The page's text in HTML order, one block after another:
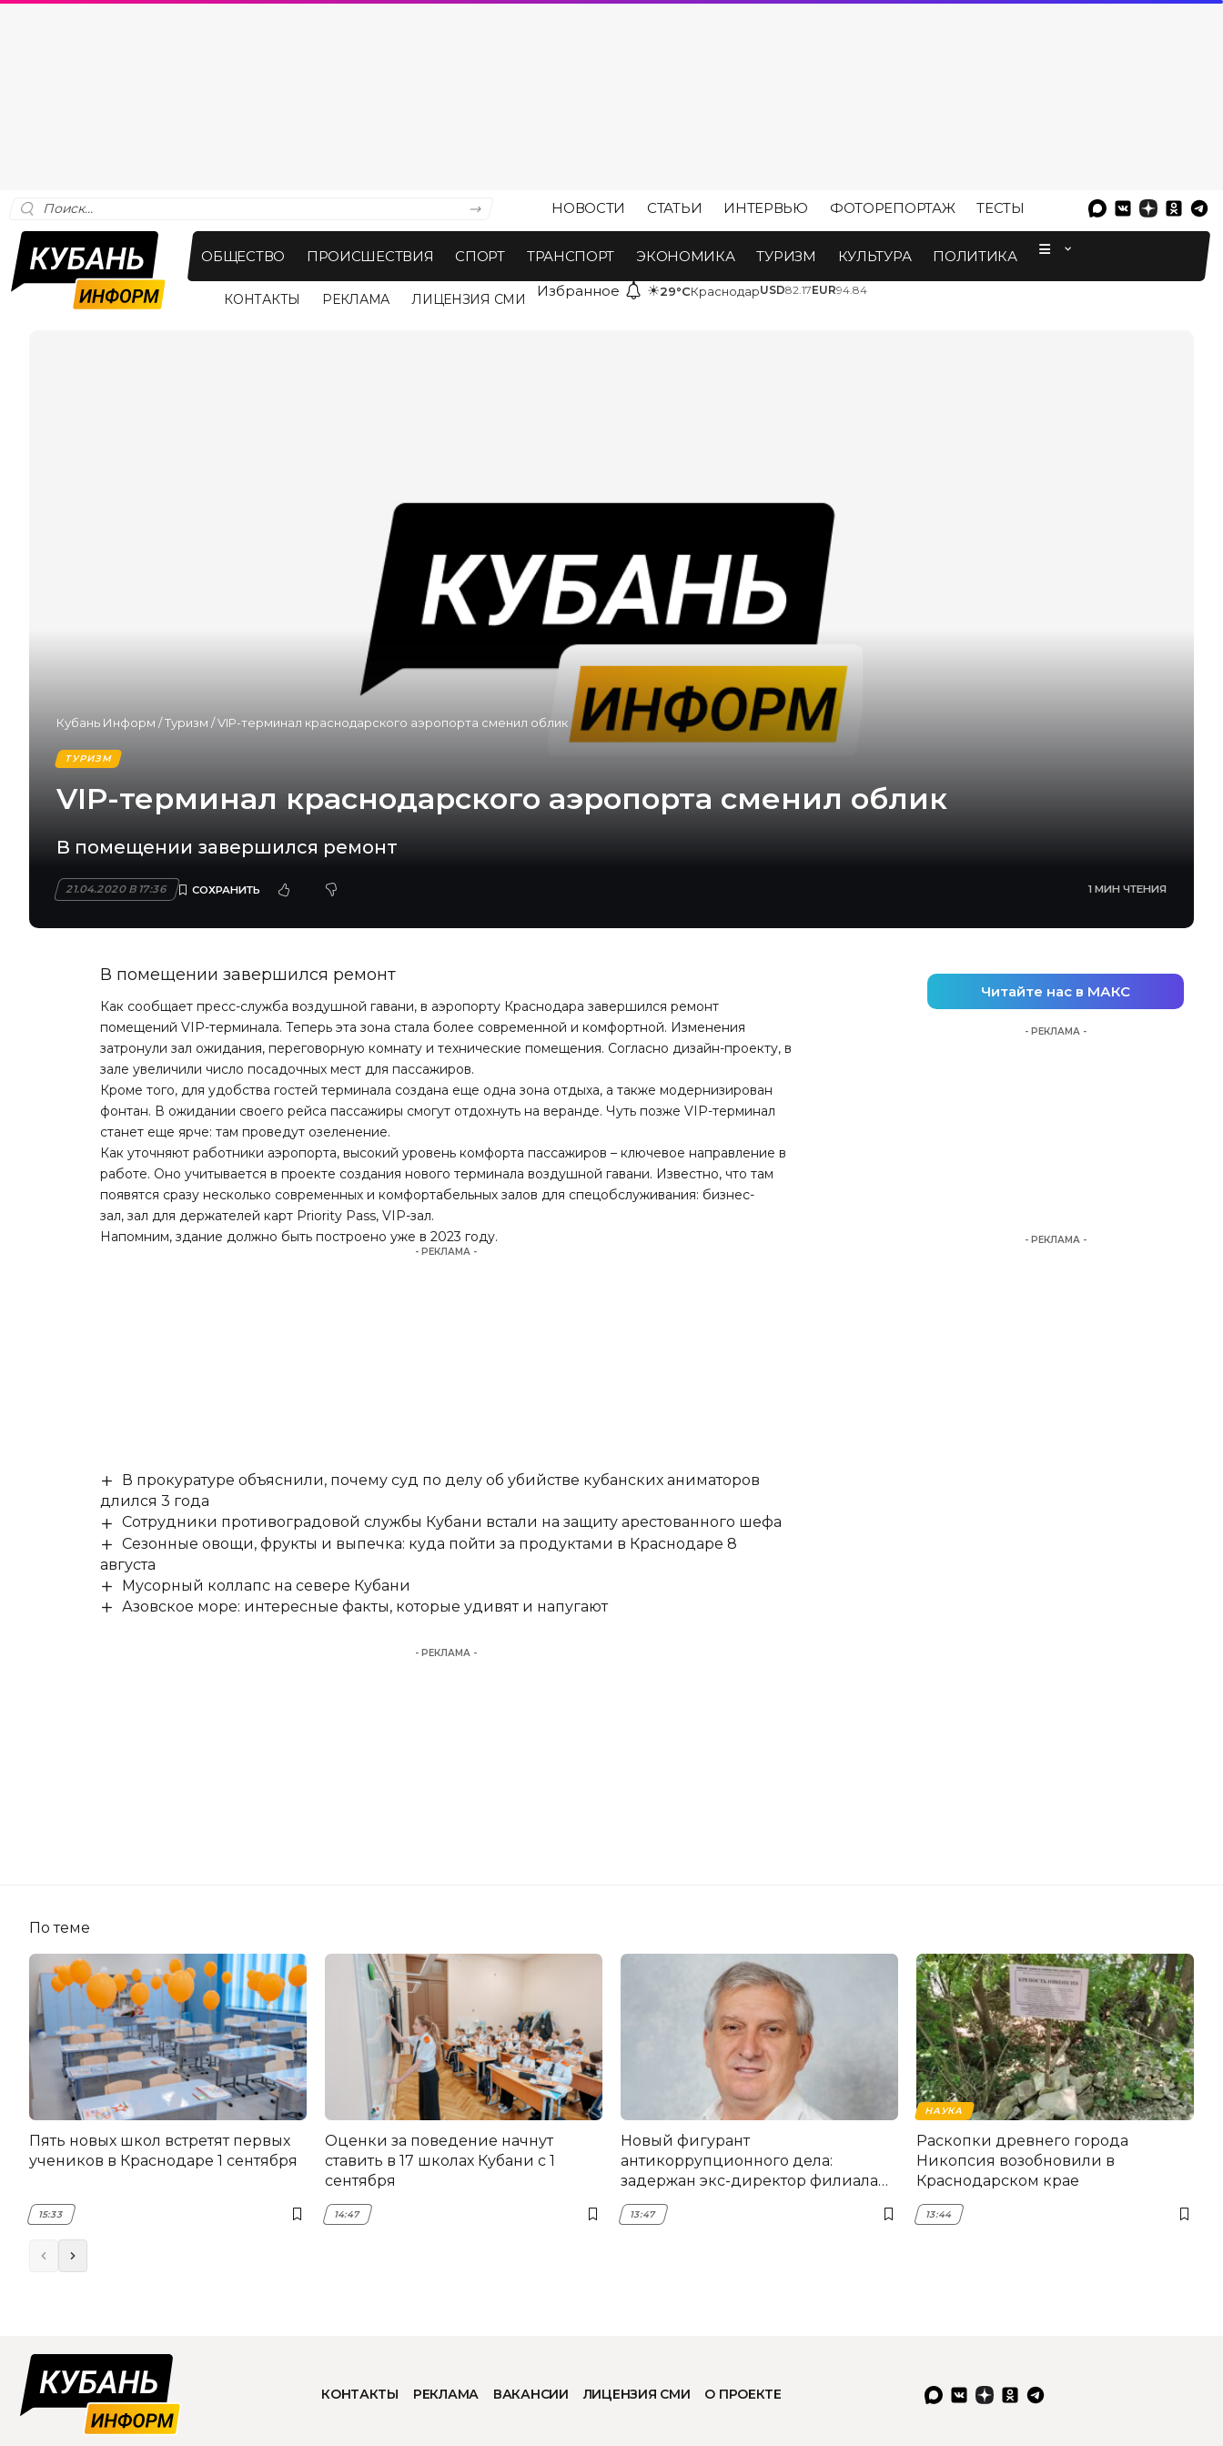
НОВОСТИ СТАТЬИ ИНТЕРВЬЮ ФОТОРЕПОРТАЖ ТЕСТЫ
ОБЩЕСТВО ПРОИСШЕСТВИЯ СПОРТ ТРАНСПОРТ ЭКОНОМИКА ТУРИЗМ КУЛЬТУРА ПОЛИТИКА
КОНТАКТЫ РЕКЛАМА ЛИЦЕНЗИЯ СМИ Избранное ☀29°CКраснодарUSD82.17EUR94.84
Кубань Информ /Туризм /VIP-терминал краснодарского аэропорта сменил облик
ТУРИЗМ
VIP-терминал краснодарского аэропорта сменил облик
В помещении завершился ремонт
21.04.2020 В 17:36 1 МИН ЧТЕНИЯ
В помещении завершился ремонт
Как сообщает пресс-служба воздушной гавани, в аэропорту Краснодара завершился ремонт
помещений VIP-терминала. Теперь эта зона стала более современной и комфортной. Изменения
затронули зал ожидания, переговорную комнату и технические помещения. Согласно дизайн-проекту, в
зале увеличили число посадочных мест для пассажиров.
Кроме того, для удобства гостей терминала создана еще одна зона отдыха, а также модернизирован
фонтан. В ожидании своего рейса пассажиры смогут отдохнуть на веранде. Чуть позже VIP-терминал
станет еще ярче: там проведут озеленение.
Как уточняют работники аэропорта, высокий уровень комфорта пассажиров – ключевое направление в
работе. Оно учитывается в проекте создания нового терминала воздушной гавани. Известно, что там
появятся сразу несколько современных и комфортабельных залов для спецобслуживания: бизнес-
зал, зал для держателей карт Priority Pass, VIP-зал.
Напомним,здание должно быть построено уже в 2023 году.
- РЕКЛАМА -
В прокуратуре объяснили, почему суд по делу об убийстве кубанских аниматоров
длился 3 года
Сотрудники противоградовой службы Кубани встали на защиту арестованного шефа
Сезонные овощи, фрукты и выпечка: куда пойти за продуктами в Краснодаре 8
августа
Мусорный коллапс на севере Кубани
Азовское море: интересные факты, которые удивят и напугают
- РЕКЛАМА -
Читайте нас в МАКС
- РЕКЛАМА -
- РЕКЛАМА -
По теме
Пять новых школ встретят первых
учеников в Краснодаре 1 сентября
15:33
Оценки за поведение начнут
ставить в 17 школах Кубани с 1
сентября
14:47
Новый фигурант
антикоррупционного дела:
задержан экс-директор филиала
НЭСК Крымска
13:47
НАУКА
Раскопки древнего города
Никопсия возобновили в
Краснодарском крае
13:44
КОНТАКТЫ РЕКЛАМА ВАКАНСИИ ЛИЦЕНЗИЯ СМИ О ПРОЕКТЕ